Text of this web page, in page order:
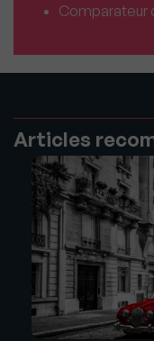
Comparateur
Articles